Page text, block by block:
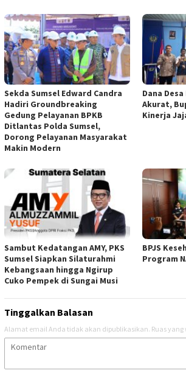
Sekda Sumsel Edward Candra
Hadiri Groundbreaking
Gedung Pelayanan BPKB
Ditlantas Polda Sumsel,
Dorong Pelayanan Masyarakat
Makin Modern
Dana
Akurat,
Kinerja
Sambut Kedatangan AMY, PKS
Sumsel Siapkan Silaturahmi
Kebangsaan hingga Ngirup
Cuko Pempek di Sungai Musi
BPJS
Program
Tinggalkan Balasan
Alamat email Anda tidak akan dipublikasikan. Ruas